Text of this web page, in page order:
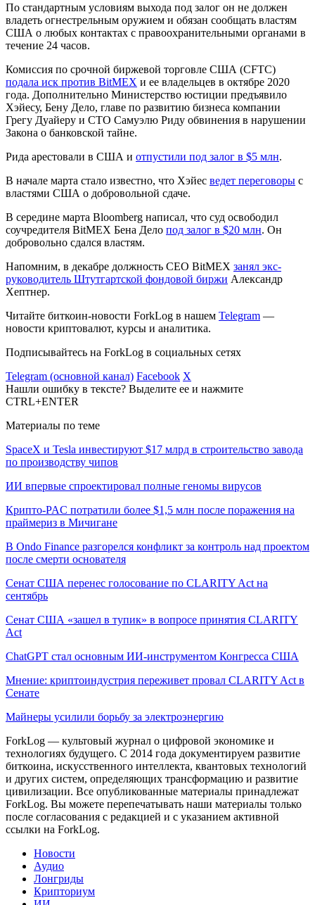
По стандартным условиям выхода под залог он не должен
владеть огнестрельным оружием и обязан сообщать властям
США о любых контактах с правоохранительными органами в
течение 24 часов.
Комиссия по срочной биржевой торговле США (CFTC)
подала иск против BitMEX и ее владельцев в октябре 2020
года. Дополнительно Министерство юстиции предъявило
Хэйесу, Бену Дело, главе по развитию бизнеса компании
Грегу Дуайеру и CTO Самуэлю Риду обвинения в нарушении
Закона о банковской тайне.
Рида арестовали в США и отпустили под залог в $5 млн.
В начале марта стало известно, что Хэйес ведет переговоры с
властями США о добровольной сдаче.
В середине марта Bloomberg написал, что суд освободил
соучредителя BitMEX Бена Дело под залог в $20 млн. Он
добровольно сдался властям.
Напомним, в декабре должность CEO BitMEX занял экс-
руководитель Штутгартской фондовой биржи Александр
Хептнер.
Читайте биткоин-новости ForkLog в нашем Telegram —
новости криптовалют, курсы и аналитика.
Подписывайтесь на ForkLog в социальных сетях
Telegram (основной канал) Facebook X
Нашли ошибку в тексте? Выделите ее и нажмите
CTRL+ENTER
Материалы по теме
SpaceX и Tesla инвестируют $17 млрд в строительство завода
по производству чипов
ИИ впервые спроектировал полные геномы вирусов
Крипто-PAC потратили более $1,5 млн после поражения на
праймериз в Мичигане
В Ondo Finance разгорелся конфликт за контроль над проектом
после смерти основателя
Сенат США перенес голосование по CLARITY Act на
сентябрь
Сенат США «зашел в тупик» в вопросе принятия CLARITY
Act
ChatGPT стал основным ИИ-инструментом Конгресса США
Мнение: криптоиндустрия переживет провал CLARITY Act в
Сенате
Майнеры усилили борьбу за электроэнергию
ForkLog — культовый журнал о цифровой экономике и
технологиях будущего. С 2014 года документируем развитие
биткоина, искусственного интеллекта, квантовых технологий
и других систем, определяющих трансформацию и развитие
цивилизации. Все опубликованные материалы принадлежат
ForkLog. Вы можете перепечатывать наши материалы только
после согласования с редакцией и с указанием активной
ссылки на ForkLog.
Новости
Аудио
Лонгриды
Крипториум